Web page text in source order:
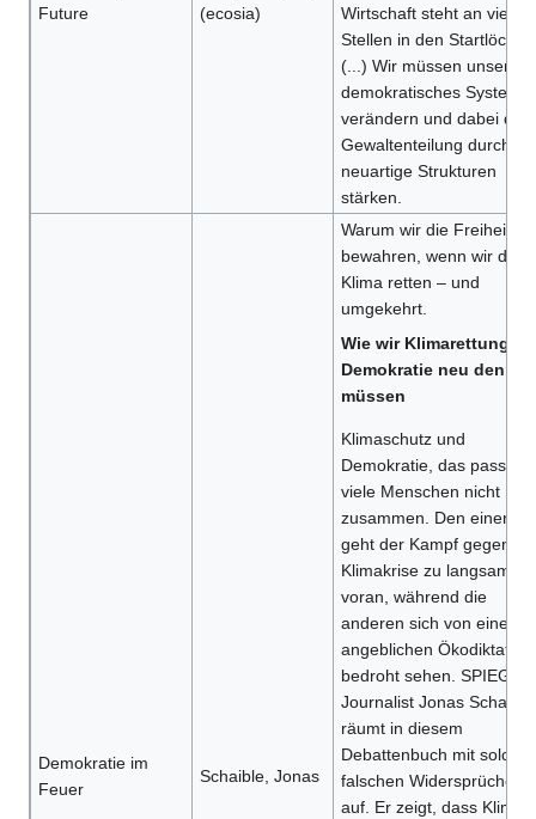
Future
(ecosia)
Wirtschaft steht an vielen
Stellen in den
(...) Wir müssen unser
demokratisches System
verändern und dabei die
Gewaltenteilung durch
neuartige Strukturen
stärken.
Demokratie im
Feuer
Schaible, Jonas
Warum wir die Freiheit
bewahren, wenn wir das
Klima retten – und
umgekehrt.
Wie wir Klimarettung
Demokratie neu denken
müssen
Klimaschutz und
Demokratie, das passt für
viele Menschen nicht
zusammen. Den einen
geht der Kampf gegen
Klimakrise zu langsam
voran, während die
anderen sich von einer
angeblichen Ökodiktatur
bedroht sehen. SPIEGEL-
Journalist Jonas Schaible
räumt in diesem
Debattenbuch mit
falschen Widersprüchen
auf. Er zeigt, dass Klima